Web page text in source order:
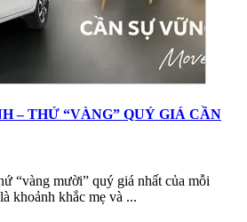
– THỨ “VÀNG” QUÝ GIÁ CẦN
“vàng mười” quý giá nhất của mỗi
khoảnh khắc mẹ và ...